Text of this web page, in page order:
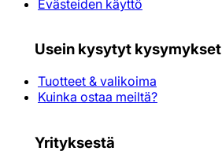
Evästeiden käyttö
Usein kysytyt kysymykset
Tuotteet & valikoima
Kuinka ostaa meiltä?
Yrityksestä